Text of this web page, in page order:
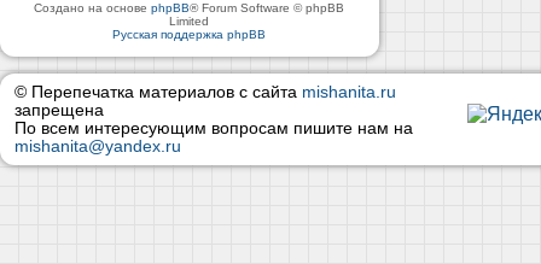
Создано на основеphpBB® Forum Software © phpBB
Limited
Русская поддержка phpBB
© Перепечатка материалов с сайта mishanita.ru
запрещена
По всем интересующим вопросам пишите нам на
mishanita@yandex.ru